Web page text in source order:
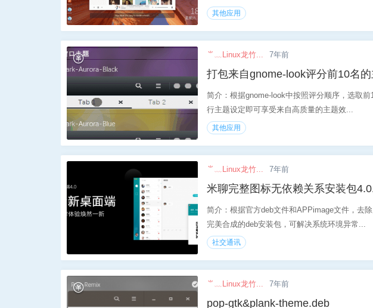
其他应用
⺌﹏Linux龙竹... 7年前
打包来自gnome-look评分前10名
简介：根据gnome-look中按照评分顺序，选取
行主题设定即可享受来自高质量的主题效...
其他应用
⺌﹏Linux龙竹... 7年前
米聊完整图标无依赖关系安装包
简介：根据官方deb文件和APPimage文件，去
完美合成的deb安装包，可解决系统环境异常...
社交通讯
⺌﹏Linux龙竹... 7年前
pop-gtk&plank-theme.deb